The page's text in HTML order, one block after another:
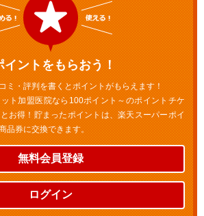
イントをもらおう！
ミ・評判を書くとポイントがもらえます！
ト加盟医院なら100ポイント～のポイントチケ
お得！貯まったポイントは、楽天スーパーポイ
品券に交換できます。
無料会員登録
ログイン